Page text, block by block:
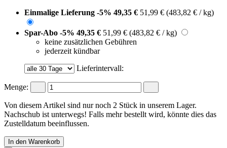
Einmalige Lieferung -5% 49,35 € 51,99 € (483,82 € / kg)
Spar-Abo -5% 49,35 € 51,99 € (483,82 € / kg)
keine zusätzlichen Gebühren
jederzeit kündbar
Lieferintervall:
Menge:
Von diesem Artikel sind nur noch 2 Stück in unserem Lager.
Nachschub ist unterwegs! Falls mehr bestellt wird, könnte dies das
Zustelldatum beeinflussen.
In den Warenkorb